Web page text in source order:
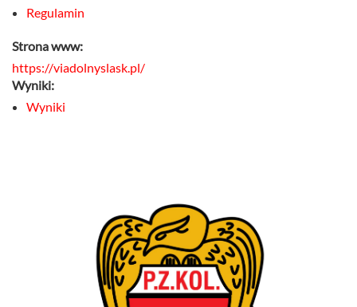
Regulamin
Strona www:
https://viadolnyslask.pl/
Wyniki:
Wyniki